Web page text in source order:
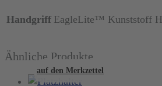
Handgriff EagleLite™ Kunststoff
Ähnliche Produkte
auf den Merkzettel